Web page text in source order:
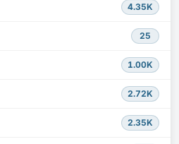
4.35K
25
1.00K
2.72K
2.35K